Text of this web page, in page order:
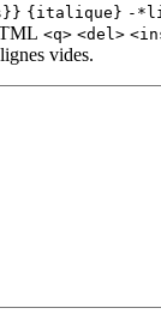
{italique} -
<q> <del>
vides.